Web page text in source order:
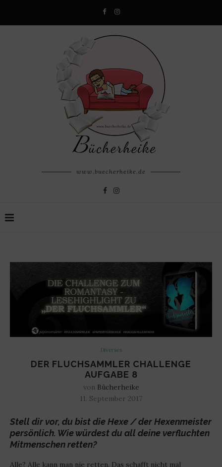
www.buecherheike.de
Diverses
DER FLUCHSAMMLER CHALLENGE
AUFGABE 8
von Bücherheike
11. September 2017
Stell dir vor, du bist die Hexe / der Hexenmeister
persönlich. Wie würdest du all deine verfluchten
Mitmenschen retten?
Alle? Alle kann man nie retten. Das schafft nicht mal